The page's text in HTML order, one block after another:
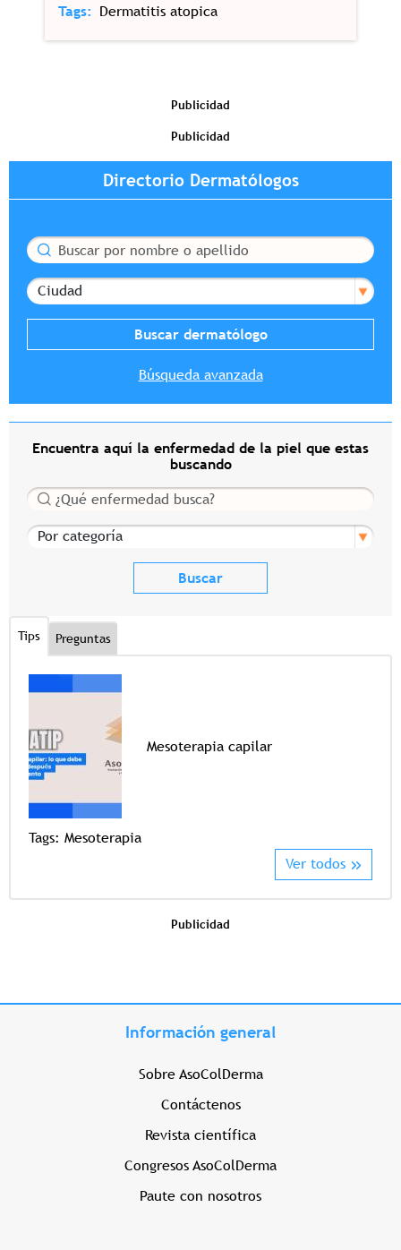
Tags Dermatitis atopica
Publicidad
Publicidad
Directorio Dermatólogos
Buscar
Ciudad
Búsqueda avanzada
Encuentra aquí la enfermedad de la piel que estas
buscando
Buscar
Por categoría
Tips Preguntas
Mesoterapia capilar
Tags: Mesoterapia
Ver todos
Publicidad
Información general
Sobre AsoColDerma
Contáctenos
Revista científica
Congresos AsoColDerma
Paute con nosotros